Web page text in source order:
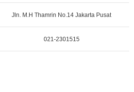
Jln. M.H Thamrin No.14 Jakarta Pusat
021-2301515